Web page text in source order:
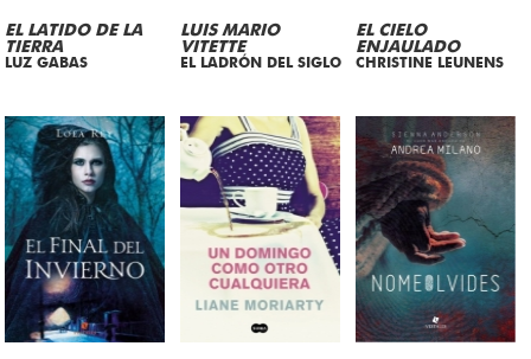
EL LATIDO DE LA
TIERRA
LUZ GABAS
LUIS MARIO
VITETTE
EL LADRÓN DEL SIGLO
EL CIELO
ENJAULADO
CHRISTINE LEUNENS